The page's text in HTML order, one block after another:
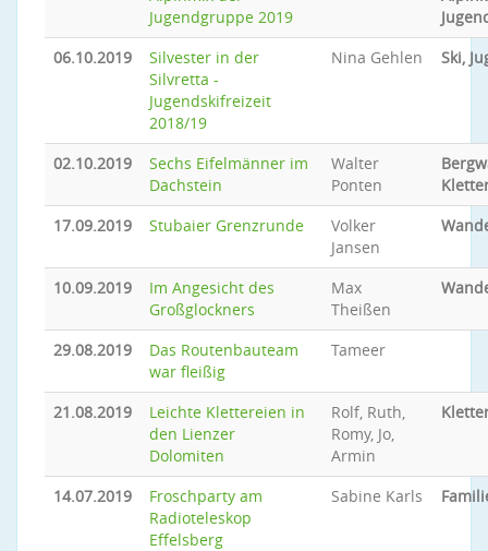
Jugendgruppe 2019
06.10.2019
Silvester in der
Silvretta -
Jugendskifreizeit
2018/19
Nina Gehlen Ski,
02.10.2019
Sechs Eifelmänner im
Dachstein
Walter
Ponten
17.09.2019
Stubaier Grenzrunde
Volker
Jansen
10.09.2019
Im Angesicht des
Großglockners
Max
Theißen
29.08.2019
Das Routenbauteam
war fleißig
Tameer
21.08.2019
Leichte Klettereien in
den Lienzer
Dolomiten
Rolf, Ruth,
Romy, Jo,
Armin
14.07.2019
Froschparty am
Radioteleskop
Effelsberg
Sabine Karls